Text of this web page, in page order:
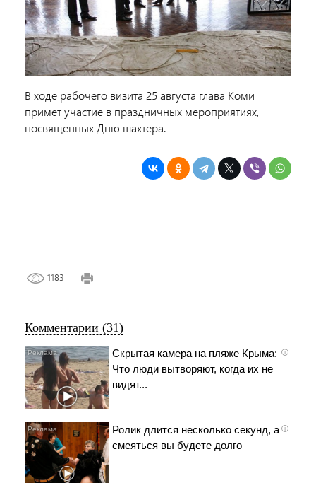
В ходе рабочего визита 25 августа глава Коми
примет участие в праздничных мероприятиях,
посвященных Дню шахтера.
1183
Комментарии (31)
i
Скрытая камера на пляже Крыма:
Что люди вытворяют, когда их не
видят...
i
Ролик длится несколько секунд, а
смеяться вы будете долго